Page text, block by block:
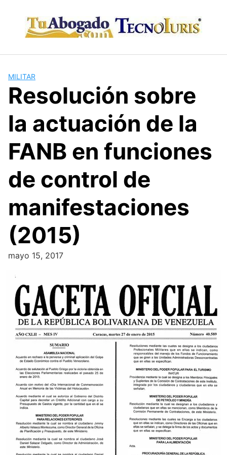
content
MILITAR
Resolución sobre
la actuación de la
FANB en funciones
de control de
manifestaciones
(2015)
mayo 15, 2017